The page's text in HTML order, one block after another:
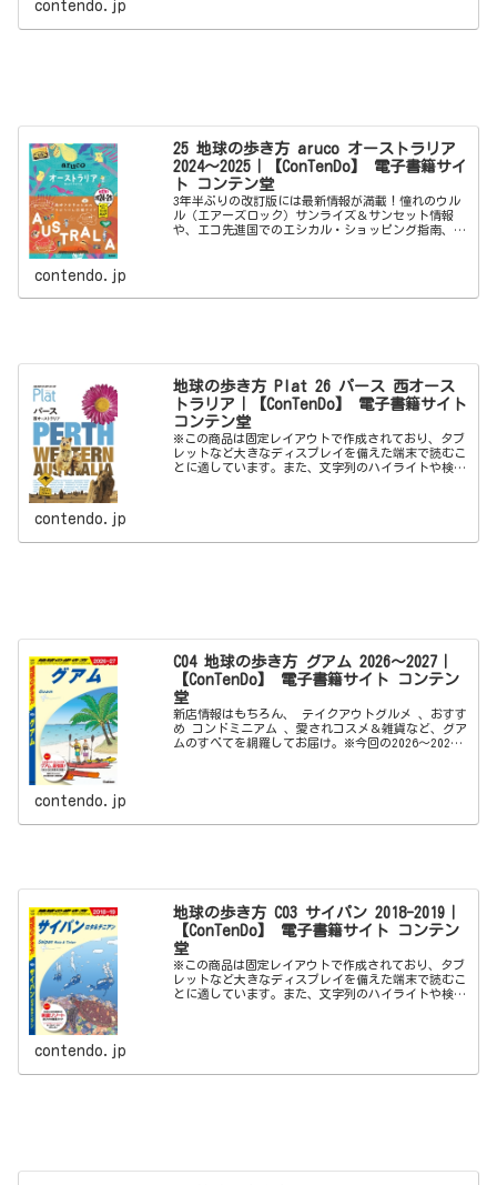
contendo.jp
25 地球の歩き方 aruco オーストラリア
2024～2025｜【ConTenDo】 電子書籍サイ
ト コンテン堂
3年半ぶりの改訂版には最新情報が満載！憧れのウル
ル（エアーズロック）サンライズ＆サンセット情報
や、エコ先進国でのエシカル・ショッピング指南、ケ
contendo.jp
地球の歩き方 Plat 26 パース 西オース
トラリア｜【ConTenDo】 電子書籍サイト
コンテン堂
※この商品は固定レイアウトで作成されており、タブ
レットなど大きなディスプレイを備えた端末で読むこ
とに適しています。また、文字列のハイライトや検
contendo.jp
C04 地球の歩き方 グアム 2026～2027｜
【ConTenDo】 電子書籍サイト コンテン
堂
新店情報はもちろん、 テイクアウトグルメ 、おすす
め コンドミニアム 、愛されコスメ＆雑貨など、グア
ムのすべてを網羅してお届け。※今回の2026～2027
contendo.jp
地球の歩き方 C03 サイパン 2018-2019｜
【ConTenDo】 電子書籍サイト コンテン
堂
※この商品は固定レイアウトで作成されており、タブ
レットなど大きなディスプレイを備えた端末で読むこ
とに適しています。また、文字列のハイライトや検
contendo.jp